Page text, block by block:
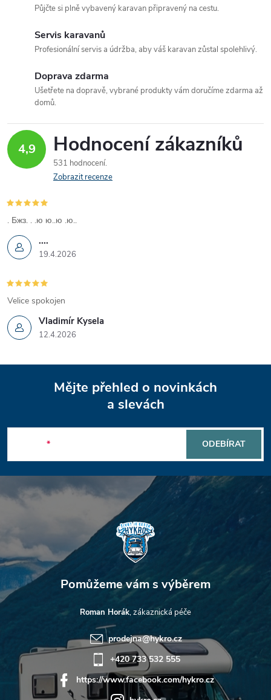
Půjčte si plně vybavený karavan připravený na cestu.
Servis karavanů
Profesionální servis a údržba, aby váš karavan zůstal spolehlivý.
Doprava zdarma
Ušetřete na dopravě, vybrané produkty vám doručíme zdarma až
domů.
4,9 Hodnocení zákazníků
531 hodnocení
Zobrazit recenze
....
19.4.2026
. Бжз. . .ю ю..ю .ю..
Vladimír Kysela
12.4.2026
Velice spokojen
a
t
í
Mějte přehled o novinkách
a slevách
ODEBÍRAT
Roman Horák
prodejna@hykro.cz
+420 733 532 555
https://www.facebook.com/hykro.cz